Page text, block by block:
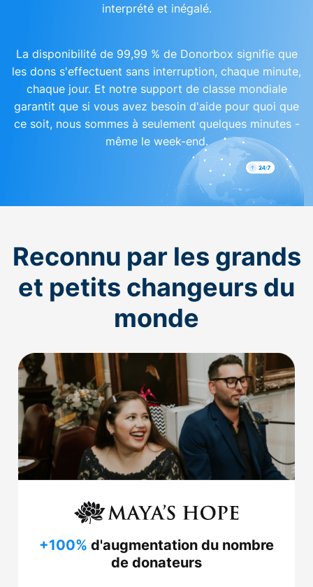
interprété et inégalé.
La disponibilité de 99,99 % de Donorbox signifie que
les dons s'effectuent sans interruption, chaque minute,
chaque jour. Et notre support de classe mondiale
garantit que si vous avez besoin d'aide pour quoi que
ce soit, nous sommes à seulement quelques minutes -
même le week-end.
Reconnu par les grands
et petits changeurs du
monde
+100% d'augmentation du nombre
de donateurs